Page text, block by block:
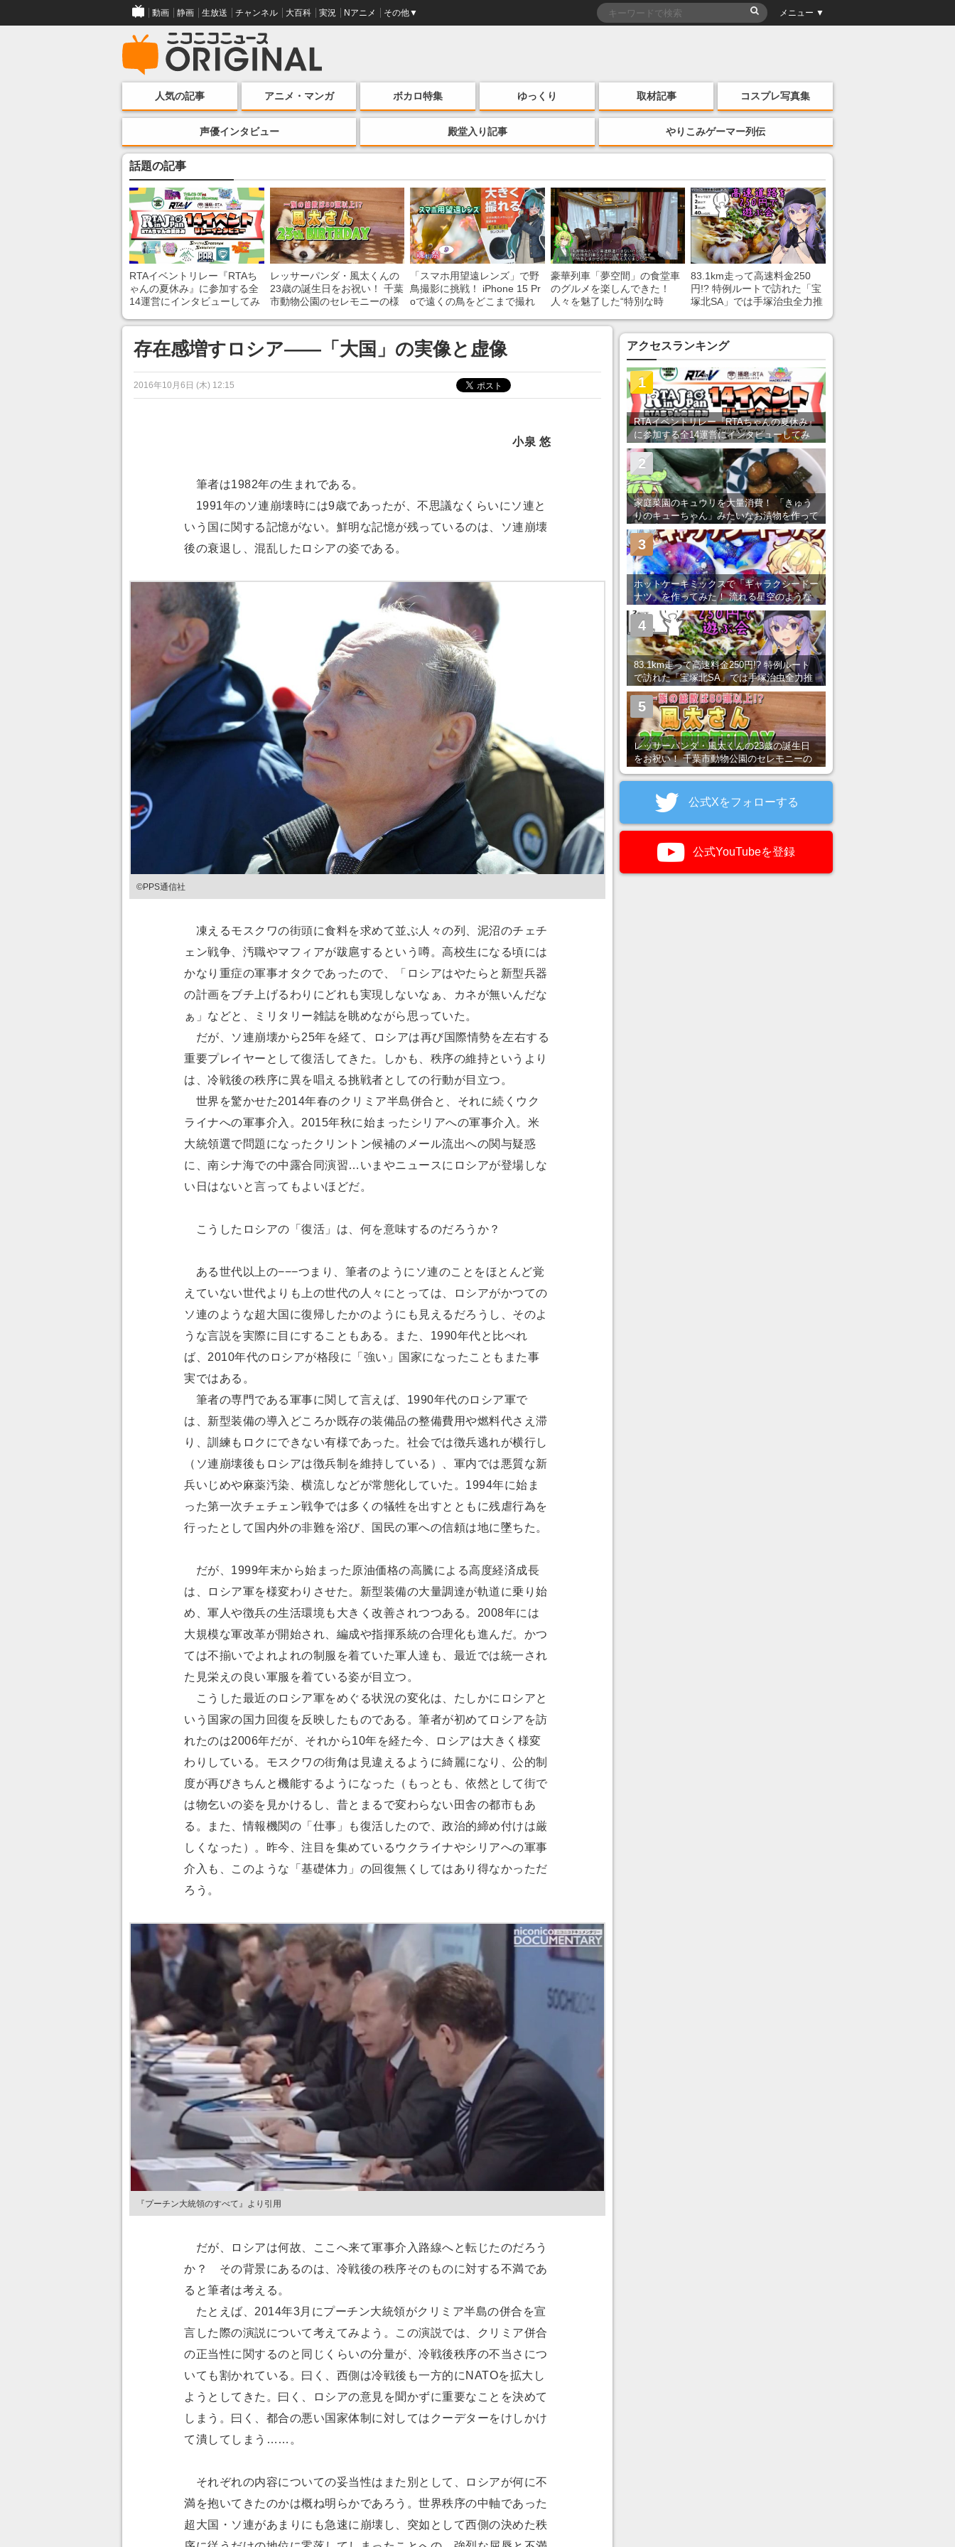
動画 静画 生放送 チャンネル 大百科 実況 Nアニメ その他▼ メニュー ▼
人気の記事 アニメ・マンガ ボカロ特集 ゆっくり 取材記事 コスプレ写真集
声優インタビュー 殿堂入り記事 やりこみゲーマー列伝
話題の記事
RTAイベントリレー『RTAち
ゃんの夏休み』に参加する全
14運営にインタビューしてみ
ンネルの貸し出しを利用し8/9
から1週間にわたって開催
レッサーパンダ・風太くんの
23歳の誕生日をお祝い！ 千葉
市動物公園のセレモニーの様
「スマホ用望遠レンズ」で野
鳥撮影に挑戦！ iPhone 15 Pr
oで遠くの鳥をどこまで撮れ
豪華列車「夢空間」の食堂車
のグルメを楽しんできた！
人々を魅了した“特別な時
あ」「行ってみたい」の声
83.1km走って高速料金250
円!? 特例ルートで訪れた「宝
塚北SA」では手塚治虫全力推
存在感増すロシア——「大国」の実像と虚像
2016年10月6日 (木) 12:15
小泉 悠
筆者は1982年の生まれである。
1991年のソ連崩壊時には9歳であったが、不思議なくらいにソ連と
いう国に関する記憶がない。鮮明な記憶が残っているのは、ソ連崩壊
後の衰退し、混乱したロシアの姿である。
©PPS通信社
凍えるモスクワの街頭に食料を求めて並ぶ人々の列、泥沼のチェチ
ェン戦争、汚職やマフィアが跋扈するという噂。高校生になる頃には
かなり重症の軍事オタクであったので、「ロシアはやたらと新型兵器
の計画をブチ上げるわりにどれも実現しないなぁ、カネが無いんだな
ぁ」などと、ミリタリー雑誌を眺めながら思っていた。
だが、ソ連崩壊から25年を経て、ロシアは再び国際情勢を左右する
重要プレイヤーとして復活してきた。しかも、秩序の維持というより
は、冷戦後の秩序に異を唱える挑戦者としての行動が目立つ。
世界を驚かせた2014年春のクリミア半島併合と、それに続くウク
ライナへの軍事介入。2015年秋に始まったシリアへの軍事介入。米
大統領選で問題になったクリントン候補のメール流出への関与疑惑
に、南シナ海での中露合同演習…いまやニュースにロシアが登場しな
い日はないと言ってもよいほどだ。
こうしたロシアの「復活」は、何を意味するのだろうか？
ある世代以上の−−−つまり、筆者のようにソ連のことをほとんど覚
えていない世代よりも上の世代の人々にとっては、ロシアがかつての
ソ連のような超大国に復帰したかのようにも見えるだろうし、そのよ
うな言説を実際に目にすることもある。また、1990年代と比べれ
ば、2010年代のロシアが格段に「強い」国家になったこともまた事
実ではある。
筆者の専門である軍事に関して言えば、1990年代のロシア軍で
は、新型装備の導入どころか既存の装備品の整備費用や燃料代さえ滞
り、訓練もロクにできない有様であった。社会では徴兵逃れが横行し
（ソ連崩壊後もロシアは徴兵制を維持している）、軍内では悪質な新
兵いじめや麻薬汚染、横流しなどが常態化していた。1994年に始ま
った第一次チェチェン戦争では多くの犠牲を出すとともに残虐行為を
行ったとして国内外の非難を浴び、国民の軍への信頼は地に墜ちた。
だが、1999年末から始まった原油価格の高騰による高度経済成長
は、ロシア軍を様変わりさせた。新型装備の大量調達が軌道に乗り始
め、軍人や徴兵の生活環境も大きく改善されつつある。2008年には
大規模な軍改革が開始され、編成や指揮系統の合理化も進んだ。かつ
ては不揃いでよれよれの制服を着ていた軍人達も、最近では統一され
た見栄えの良い軍服を着ている姿が目立つ。
こうした最近のロシア軍をめぐる状況の変化は、たしかにロシアと
いう国家の国力回復を反映したものである。筆者が初めてロシアを訪
れたのは2006年だが、それから10年を経た今、ロシアは大きく様変
わりしている。モスクワの街角は見違えるように綺麗になり、公的制
度が再びきちんと機能するようになった（もっとも、依然として街で
は物乞いの姿を見かけるし、昔とまるで変わらない田舎の都市もあ
る。また、情報機関の「仕事」も復活したので、政治的締め付けは厳
しくなった）。昨今、注目を集めているウクライナやシリアへの軍事
介入も、このような「基礎体力」の回復無くしてはあり得なかっただ
ろう。
『プーチン大統領のすべて』より引用
だが、ロシアは何故、ここへ来て軍事介入路線へと転じたのだろう
か？ その背景にあるのは、冷戦後の秩序そのものに対する不満であ
ると筆者は考える。
たとえば、2014年3月にプーチン大統領がクリミア半島の併合を宣
言した際の演説について考えてみよう。この演説では、クリミア併合
の正当性に関するのと同じくらいの分量が、冷戦後秩序の不当さにつ
いても割かれている。曰く、西側は冷戦後も一方的にNATOを拡大し
ようとしてきた。曰く、ロシアの意見を聞かずに重要なことを決めて
しまう。曰く、都合の悪い国家体制に対してはクーデターをけしかけ
て潰してしまう……。
それぞれの内容についての妥当性はまた別として、ロシアが何に不
満を抱いてきたのかは概ね明らかであろう。世界秩序の中軸であった
超大国・ソ連があまりにも急速に崩壊し、突如として西側の決めた秩
アクセスランキング
RTAイベントリレー『RTAちゃんの夏休み』
に参加する全14運営にインタビューしてみ
た！ 「RTA in Japan」のチャンネルの貸し
出しを利用し8/9から1週間にわたって開催
1
家庭菜園のキュウリを大量消費！ 「きゅう
りのキューちゃん」みたいなお漬物を作って
みた
2
ホットケーキミックスで「ギャラクシードー
ナツ」を作ってみた！ 流れる星空のような
レンチン・レシピを紹介
3
83.1km走って高速料金250円!? 特例ルート
で訪れた「宝塚北SA」では手塚治虫全力推
し＆関西グルメが楽しめる！
4
レッサーパンダ・風太くんの23歳の誕生日
をお祝い！ 千葉市動物公園のセレモニーの
5
公式Xをフォローする
公式YouTubeを登録